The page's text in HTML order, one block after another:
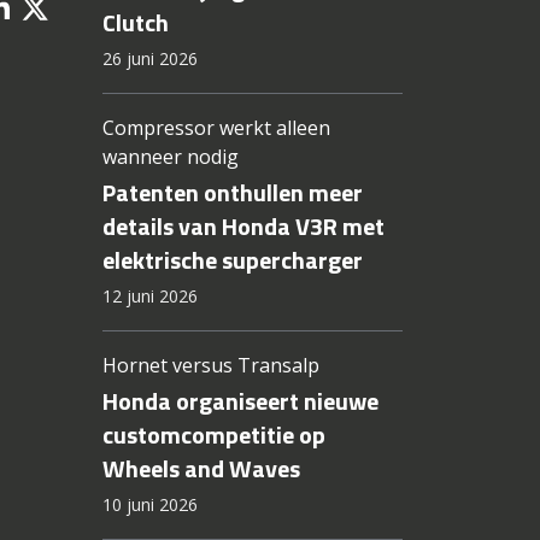
Clutch
26 juni 2026
Compressor werkt alleen
wanneer nodig
Patenten onthullen meer
details van Honda V3R met
elektrische supercharger
12 juni 2026
Hornet versus Transalp
Honda organiseert nieuwe
customcompetitie op
Wheels and Waves
10 juni 2026